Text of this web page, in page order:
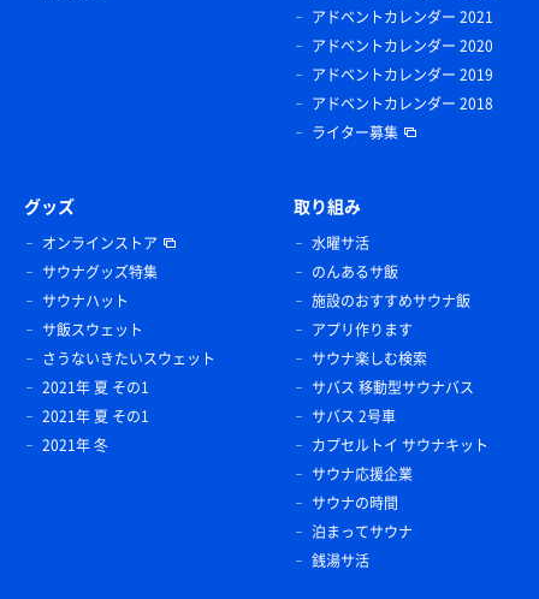
アドベントカレンダー 2021
アドベントカレンダー 2020
アドベントカレンダー 2019
アドベントカレンダー 2018
ライター募集
グッズ
オンラインストア
サウナグッズ特集
サウナハット
サ飯スウェット
さうないきたいスウェット
2021年 夏 その1
2021年 夏 その1
2021年 冬
取り組み
水曜サ活
のんあるサ飯
施設のおすすめサウナ飯
アプリ作ります
サウナ楽しむ検索
サバス 移動型サウナバス
サバス 2号車
カプセルトイ サウナキット
サウナ応援企業
サウナの時間
泊まってサウナ
銭湯サ活